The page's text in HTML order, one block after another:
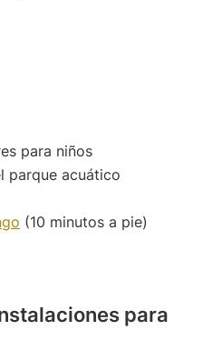
para niños
parque acuático
(10 minutos a pie)
para